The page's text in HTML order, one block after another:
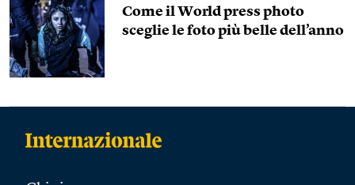
Come il World press photo
sceglie le foto più belle dell’anno